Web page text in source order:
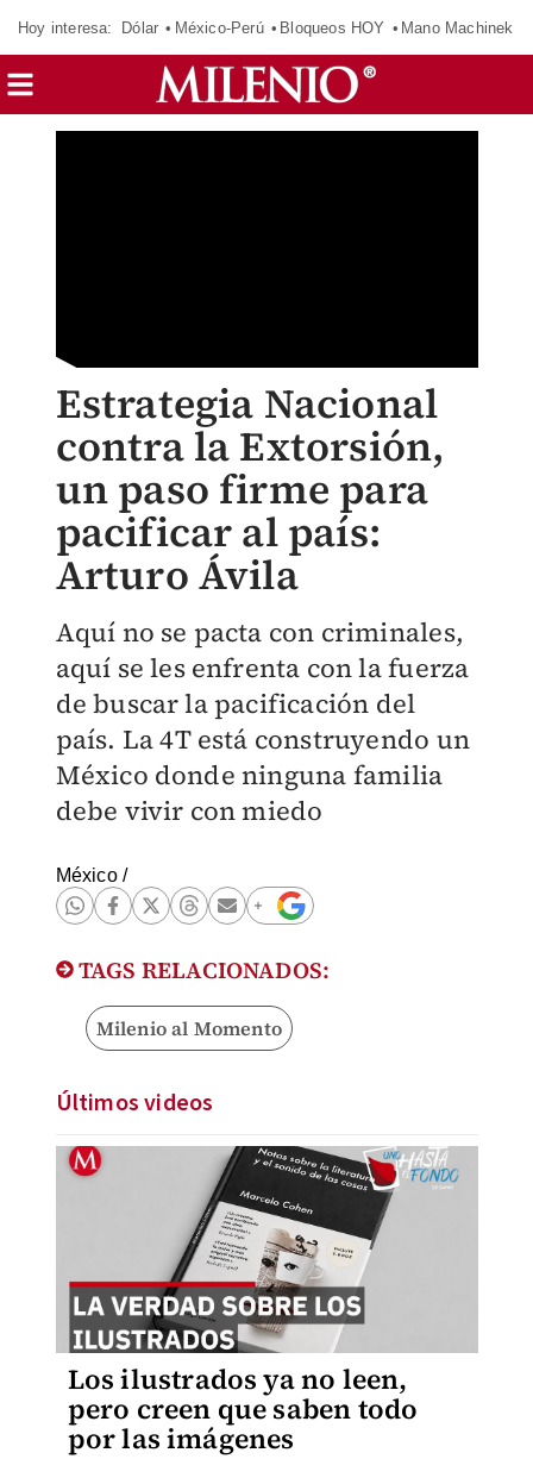
Hoy interesa: Dólar México-Perú Bloqueos HOY Mano Machinek
Estrategia Nacional
contra la Extorsión,
un paso firme para
pacificar al país:
Arturo Ávila
Aquí no se pacta con criminales,
aquí se les enfrenta con la fuerza
de buscar la pacificación del
país. La 4T está construyendo un
México donde ninguna familia
debe vivir con miedo
México/
TAGS RELACIONADOS:
Milenio al Momento
Últimos videos
Los ilustrados ya no leen,
pero creen que saben todo
por las imágenes